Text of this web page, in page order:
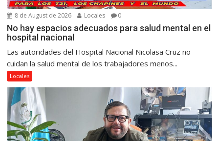
8 de August de 2026 Locales 0
No hay espacios adecuados para salud mental en el
hospital nacional
Las autoridades del Hospital Nacional Nicolasa Cruz no
cuidan la salud mental de los trabajadores menos...
Locales